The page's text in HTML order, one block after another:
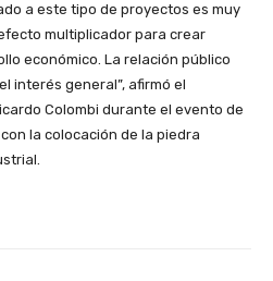
a este tipo de proyectos es muy
multiplicador para crear
económico. La relación público
interés general”, afirmó el
Colombi durante el evento de
la colocación de la piedra